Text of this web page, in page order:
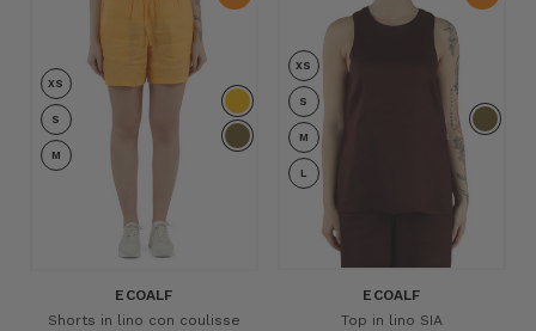
XS
S
M
ECOALF
Shorts in lino con coulisse
XS
S
M
L
ECOALF
Top in lino SIA